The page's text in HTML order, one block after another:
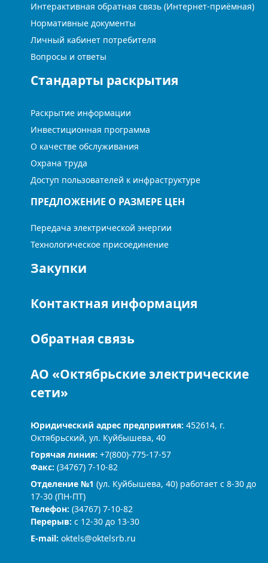
Интерактивная обратная связь (Интернет-приёмная)
Нормативные документы
Личный кабинет потребителя
Вопросы и ответы
Стандарты раскрытия
Раскрытие информации
Инвестиционная программа
О качестве обслуживания
Охрана труда
Доступ пользователей к инфраструктуре
ПРЕДЛОЖЕНИЕ О РАЗМЕРЕ ЦЕН
Передача электрической энергии
Технологическое присоединение
Закупки
Контактная информация
Обратная связь
АО «Октябрьские электрические
сети»
Юридический адрес предприятия: 452614, г.
Октябрьский, ул. Куйбышева, 40
Горячая линия: +7(800)-775-17-57
Факс: (34767) 7-10-82
Отделение №1 (ул. Куйбышева, 40) работает с 8-30 до
17-30 (ПН-ПТ)
Телефон: (34767) 7-10-82
Перерыв: с 12-30 до 13-30
Е-mail: oktels@oktelsrb.ru